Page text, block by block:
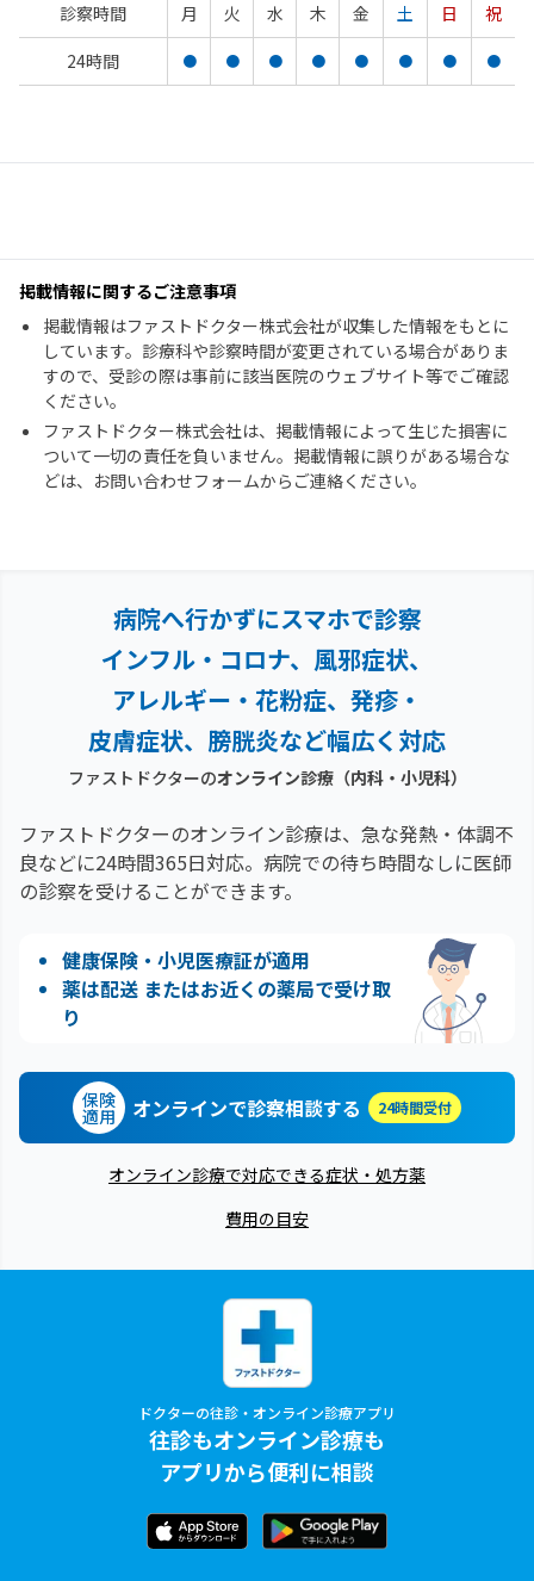
診察時間 月 火 水 木 金 土 日
祝
24時間
● ● ● ● ● ● ● ●
掲載情報に関するご注意事項
掲載情報はファストドクター株式会社が収集した情報をもとに
しています。診療科や診察時間が変更されている場合がありま
すので、受診の際は事前に該当医院のウェブサイト等でご確認
ください。
ファストドクター株式会社は、掲載情報によって生じた損害に
ついて一切の責任を負いません。掲載情報に誤りがある場合な
どは、お問い合わせフォームからご連絡ください。
病院へ行かずにスマホで診察
インフル・コロナ、風邪症状、
アレルギー・花粉症、 発疹・
皮膚症状、膀胱炎など幅広く対応
ファストドクターのオンライン診療（内科・小児科）
ファストドクターのオンライン診療は、急な発熱・体調不
良などに24時間365日対応。 病院での待ち時間なしに医師
の診察を受けることができます。
健康保険・小児医療証が適用
薬は配送 またはお近くの薬局で受け取
り
保険
適用 オンラインで診察相談する 24時間受付
オンライン診療で対応できる症状・処方薬
費用の目安
ドクターの往診・オンライン診療アプリ
往診もオンライン診療も
アプリから便利に相談